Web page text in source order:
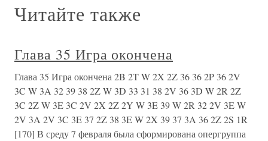
Читайте также
Глава 35 Игра окончена
Глава 35 Игра окончена 2B 2T W 2X 2Z 36 36 2P 36 2V
3C W 3A 32 39 38 2Z W 3D 33 31 38 2V 36 3D W 2R 2Z
3C 2Z W 3E 3C 2V 2X 2Z 2Y W 3E 39 W 2R 32 2V 3E W
2V 3A 2V 3C 3E 37 2Z 38 3E W 2X 39 37 3A 36 2Z 2S 1R
[170] В среду 7 февраля была сформирована опергруппа